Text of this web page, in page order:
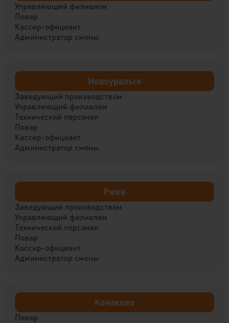
Управляющий филиалом
Повар
Кассир-официант
Администратор смены
Новоуральск
Заведующий производством
Управляющий филиалом
Технический персонал
Повар
Кассир-официант
Администратор смены
Ржев
Заведующий производством
Управляющий филиалом
Технический персонал
Повар
Кассир-официант
Администратор смены
Конаково
Повар